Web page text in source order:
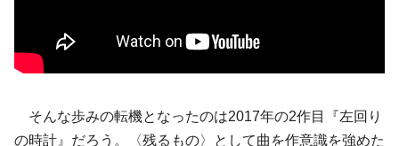
そんな歩みの転機となったのは2017年の2作目『左回り
の時計』だろう。〈残るもの〉として曲を作意識を強めた